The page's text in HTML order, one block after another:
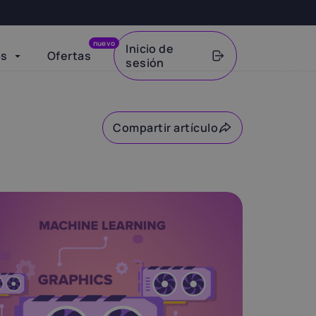
nuevo
Ofertas
Inicio de
sesión
Compartir artículo
Whatsapp
X
VAT